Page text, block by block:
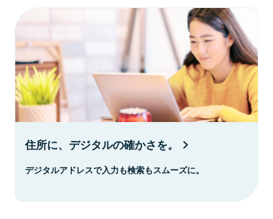
住所に、デジタルの確かさを。
デジタルアドレスで入力も検索もスムーズに。